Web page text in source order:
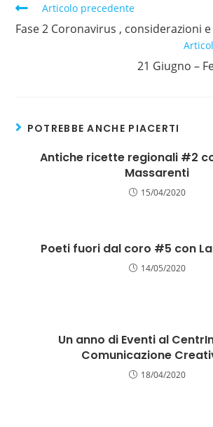
Articolo precedente
Fase 2 Coronavirus , considerazioni
21 Giugno –
POTREBBE ANCHE PIACERTI
Antiche ricette regionali #2
Massarenti
15/04/2020
Poeti fuori dal coro #5 con
14/05/2020
Un anno di Eventi al
Comunicazione
18/04/2020